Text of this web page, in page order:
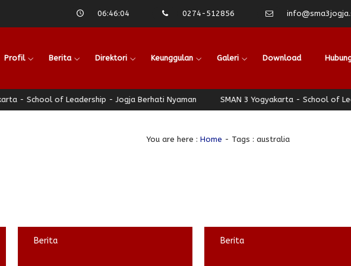
06:46:05 0274-512856
Profil Berita Direktori Keunggulan Galeri Download
- School of Leadership - Jogja Berhati Nyaman SMAN 3 Yogyakarta - School of
You are here : Home - Tags : australia
Berita Berita